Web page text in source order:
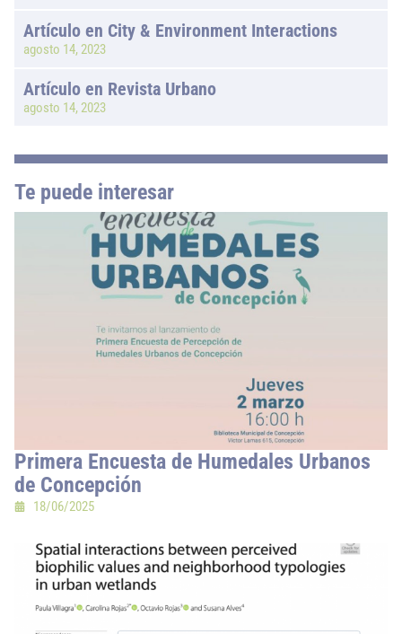
Artículo en City & Environment Interactions
agosto 14, 2023
Artículo en Revista Urbano
agosto 14, 2023
Te puede interesar
Primera Encuesta de Humedales Urbanos
de Concepción
18/06/2025